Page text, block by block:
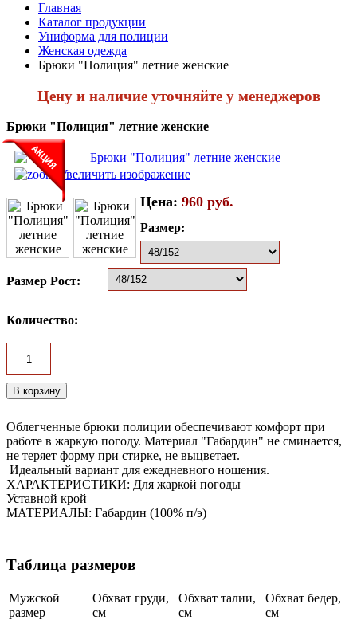
Главная
Каталог продукции
Униформа для полиции
Женская одежда
Брюки "Полиция" летние женские
Цену и наличие уточняйте у менеджеров
Брюки "Полиция" летние женские
Увеличить изображение
Цена: 960 руб.
Размер:
Размер Рост:
Количество:
Облегченные брюки полиции обеспечивают комфорт при
работе в жаркую погоду. Материал "Габардин" не сминается,
не теряет форму при стирке, не выцветает.
Идеальный вариант для ежедневного ношения.
ХАРАКТЕРИСТИКИ: Для жаркой погоды
Уставной крой
МАТЕРИАЛЫ: Габардин (100% п/э)
Таблица размеров
Мужской
размер
Обхват груди,
см
Обхват талии,
см
Обхват бедер,
см